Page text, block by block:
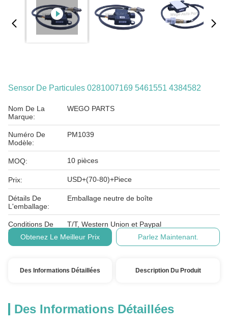
Sensor De Particules 0281007169 5461551 4384582
Nom De La
Marque:
WEGO PARTS
Numéro De
Modèle:
PM1039
MOQ: 10 pièces
Prix: USD+(70-80)+Piece
Détails De
L'emballage:
Emballage neutre de boîte
Conditions De
Paiement:
T/T, Western Union et Paypal
Obtenez Le Meilleur Prix
Parlez Maintenant.
Des Informations Détaillées Description Du Produit
Des Informations Détaillées